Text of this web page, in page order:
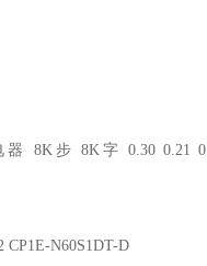
器 8K步 8K字 0.30 0.21
CP1E-N60S1DT-D